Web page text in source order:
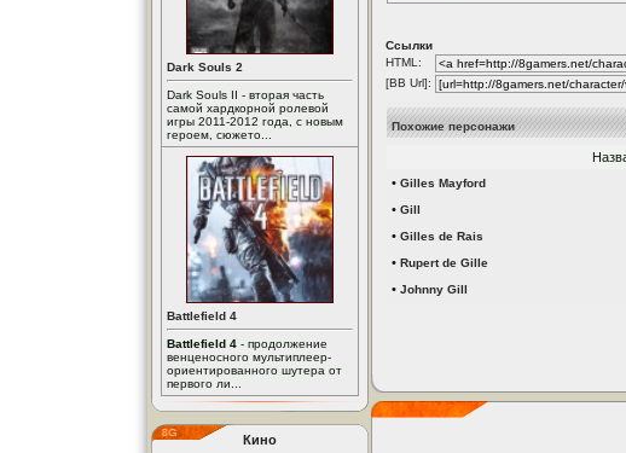
Dark Souls 2
Dark Souls II - вторая часть
самой хардкорной ролевой
игры 2011-2012 года, с новым
героем, сюжето...
Battlefield 4
Battlefield 4 - продолжение
венценосного мультиплеер-
ориентированного шутера от
первого ли...
Кино
Ссылки
HTML:
[BB Url]:
Похожие персонажи
• Gilles Mayford
• Gill
• Gilles de Rais
• Rupert de Gille
• Johnny Gill